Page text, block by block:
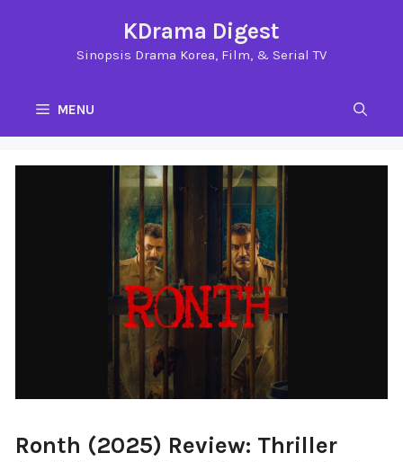
KDrama Digest
Sinopsis Drama Korea, Film, & Serial TV
MENU
Ronth (2025) Review: Thriller